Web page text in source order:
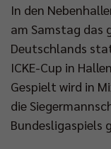
In den
am Samstag das
Deutschlands
ICKE-Cup in
Gespielt wird in
die
Bundesligaspiels